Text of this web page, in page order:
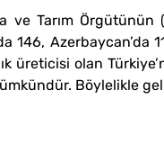
ve Tarım Örgütünün
146,
üreticisi olan
Böylelikle